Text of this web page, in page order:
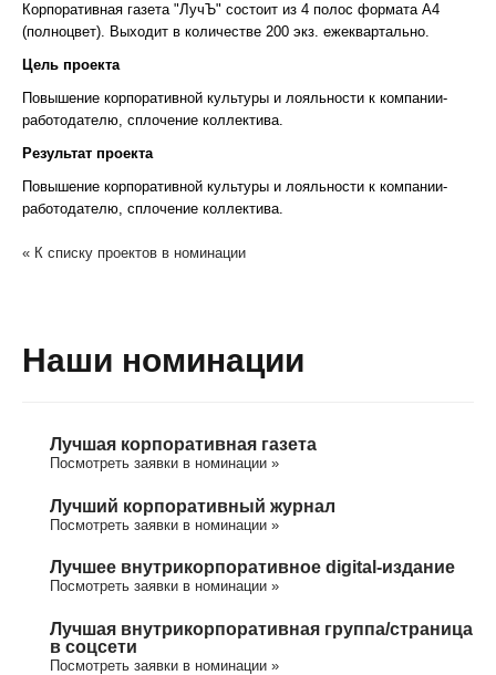
Корпоративная газета "ЛучЪ" состоит из 4 полос формата А4
(полноцвет). Выходит в количестве 200 экз. ежеквартально.
Цель проекта
Повышение корпоративной культуры и лояльности к компании-
работодателю, сплочение коллектива.
Результат проекта
Повышение корпоративной культуры и лояльности к компании-
работодателю, сплочение коллектива.
« К списку проектов в номинации
Наши номинации
Лучшая корпоративная газета
Посмотреть заявки в номинации »
Лучший корпоративный журнал
Посмотреть заявки в номинации »
Лучшее внутрикорпоративное digital-издание
Посмотреть заявки в номинации »
Лучшая внутрикорпоративная группа/cтраница
в соцсети
Посмотреть заявки в номинации »